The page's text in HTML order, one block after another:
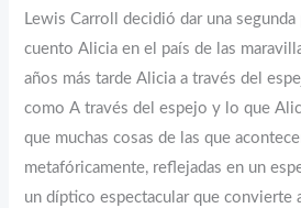
Lewis Carroll decidió dar una
cuento Alicia en el país de las
años más tarde Alicia a través del
como A través del espejo y lo que
que muchas cosas de las que
metafóricamente, reflejadas en un
un díptico espectacular que convierte